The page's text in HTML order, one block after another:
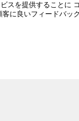
スを提供することに
に良いフィードバッ